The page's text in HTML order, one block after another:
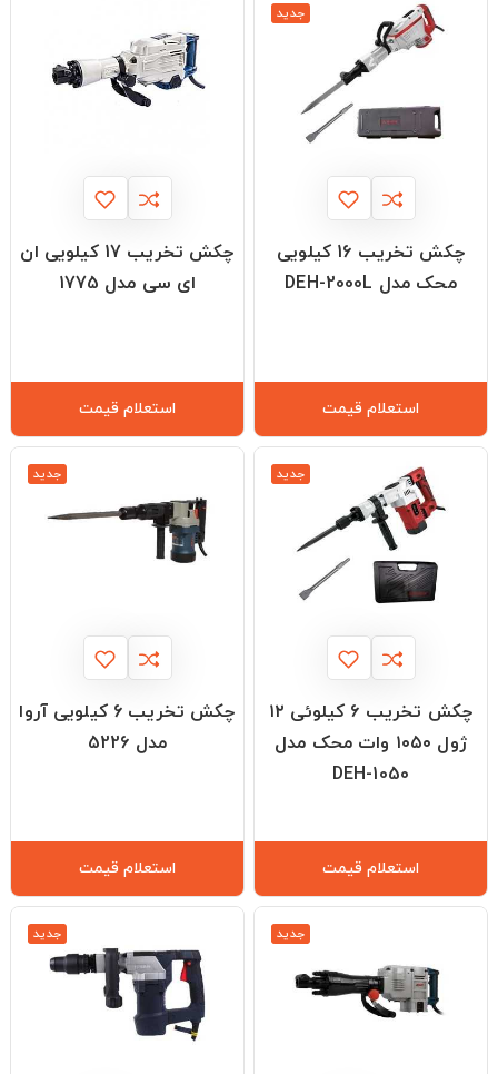
جدید
چکش تخریب 16 کیلویی
محک مدل DEH-2000L
استعلام قیمت
چکش تخریب 17 کیلویی ان
ای سی مدل 1775
استعلام قیمت
جدید
چکش تخریب ۶ کیلوئی ۱۲
ژول ۱۰۵۰ وات محک مدل
DEH-1050
استعلام قیمت
جدید
چکش تخریب 6 کیلویی آروا
مدل 5226
استعلام قیمت
جدید جدید